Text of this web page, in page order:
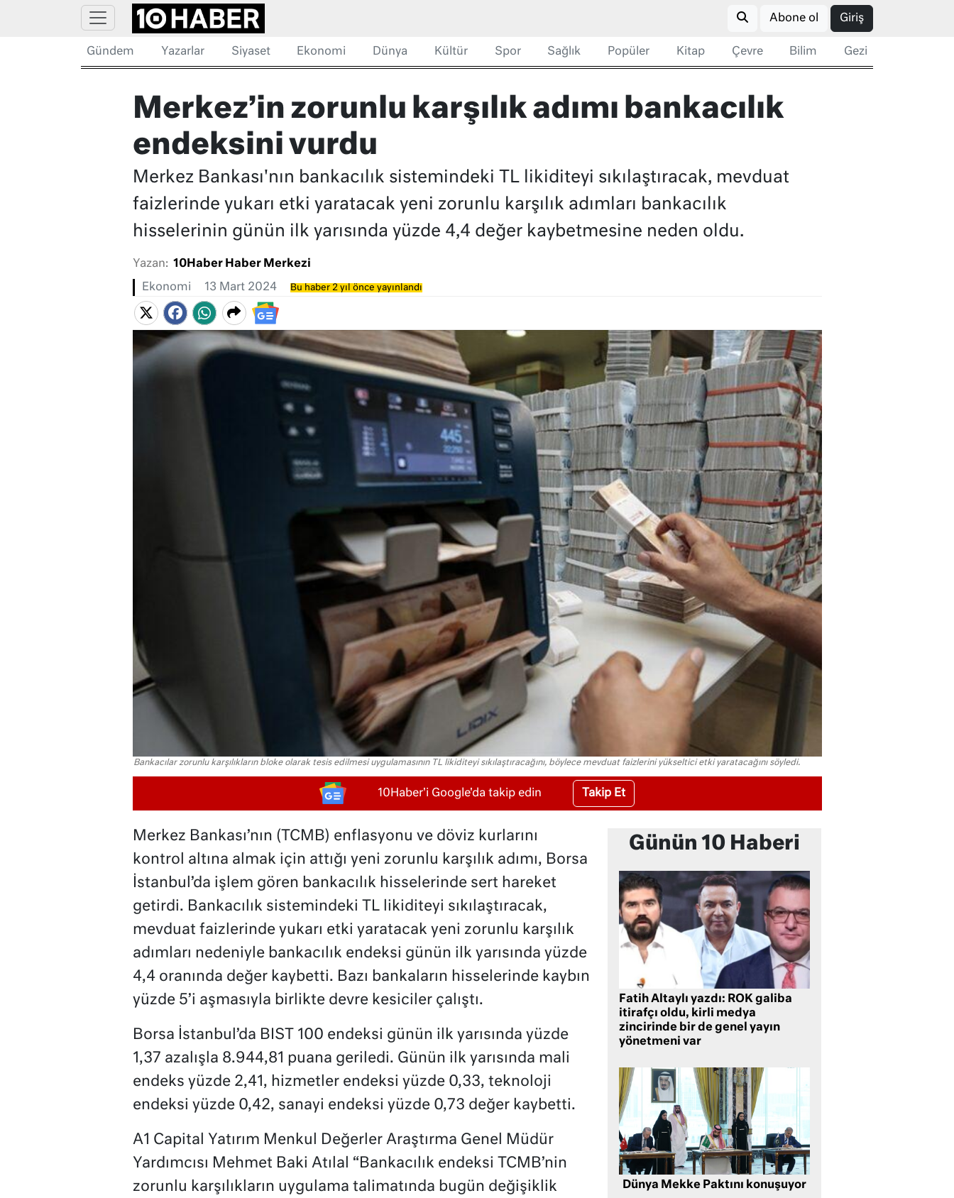
Abone ol Giriş
Gündem Yazarlar Siyaset Ekonomi Dünya Kültür Spor Sağlık Popüler Kitap Çevre Bilim Gezi
Merkez’in zorunlu karşılık adımı bankacılık
endeksini vurdu
Merkez Bankası'nın bankacılık sistemindeki TL likiditeyi sıkılaştıracak, mevduat
faizlerinde yukarı etki yaratacak yeni zorunlu karşılık adımları bankacılık
hisselerinin günün ilk yarısında yüzde 4,4 değer kaybetmesine neden oldu.
Yazan: 10Haber Haber Merkezi
Ekonomi 13 Mart 2024 Bu haber 2 yıl önce yayınlandı
Bankacılar zorunlu karşılıkların bloke olarak tesis edilmesi uygulamasının TL likiditeyi sıkılaştıracağını, böylece mevduat faizlerini yükseltici etki yaratacağını söyledi.
10Haber'i Google'da takip edin Takip Et
Merkez Bankası’nın (TCMB) enflasyonu ve döviz kurlarını
kontrol altına almak için attığı yeni zorunlu karşılık adımı, Borsa
İstanbul’da işlem gören bankacılık hisselerinde sert hareket
getirdi. Bankacılık sistemindeki TL likiditeyi sıkılaştıracak,
mevduat faizlerinde yukarı etki yaratacak yeni zorunlu karşılık
adımları nedeniyle bankacılık endeksi günün ilk yarısında yüzde
4,4 oranında değer kaybetti. Bazı bankaların hisselerinde kaybın
yüzde 5’i aşmasıyla birlikte devre kesiciler çalıştı.
Borsa İstanbul’da BIST 100 endeksi günün ilk yarısında yüzde
1,37 azalışla 8.944,81 puana geriledi. Günün ilk yarısında mali
endeks yüzde 2,41, hizmetler endeksi yüzde 0,33, teknoloji
endeksi yüzde 0,42, sanayi endeksi yüzde 0,73 değer kaybetti.
A1 Capital Yatırım Menkul Değerler Araştırma Genel Müdür
Yardımcısı Mehmet Baki Atılal “Bankacılık endeksi TCMB’nin
zorunlu karşılıkların uygulama talimatında bugün değişiklik
Günün 10 Haberi
Fatih Altaylı yazdı: ROK galiba
itirafçı oldu, kirli medya
zincirinde bir de genel yayın
yönetmeni var
Dünya Mekke Paktını konuşuyor